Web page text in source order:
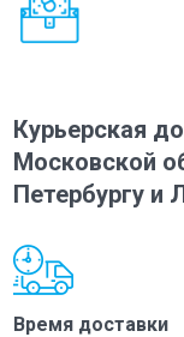
Курьерская
Московской
Петербургу и
Время доставки